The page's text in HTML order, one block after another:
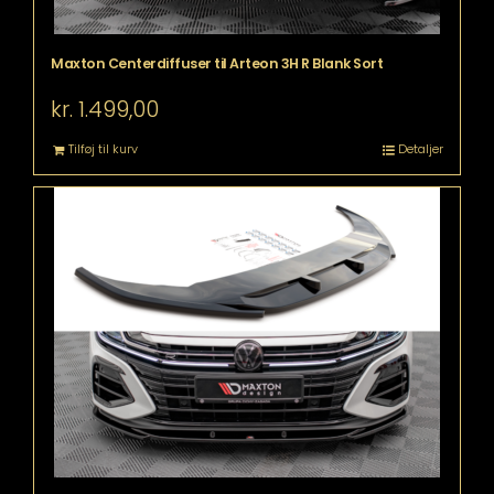
Maxton Centerdiffuser til Arteon 3H R Blank Sort
kr. 1.499,00
Tilføj til kurv Detaljer